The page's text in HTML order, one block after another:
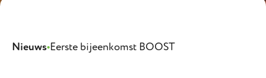
Nieuws•Eerste bijeenkomst BOOST